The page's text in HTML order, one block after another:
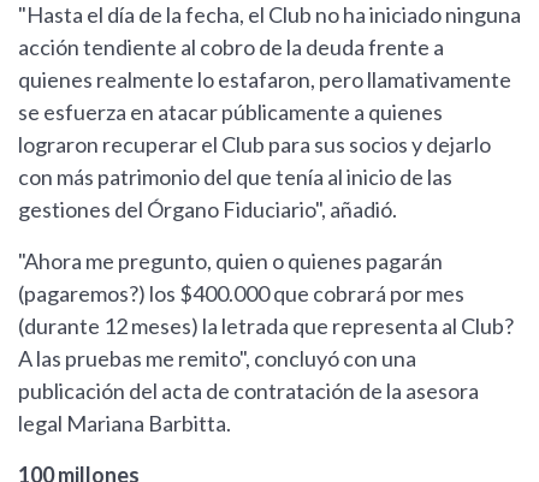
"Hasta el día de la fecha, el Club no ha iniciado ninguna
acción tendiente al cobro de la deuda frente a
quienes realmente lo estafaron, pero llamativamente
se esfuerza en atacar públicamente a quienes
lograron recuperar el Club para sus socios y dejarlo
con más patrimonio del que tenía al inicio de las
gestiones del Órgano Fiduciario", añadió.
"Ahora me pregunto, quien o quienes pagarán
(pagaremos?) los $400.000 que cobrará por mes
(durante 12 meses) la letrada que representa al Club?
A las pruebas me remito", concluyó con una
publicación del acta de contratación de la asesora
legal Mariana Barbitta.
100 millones